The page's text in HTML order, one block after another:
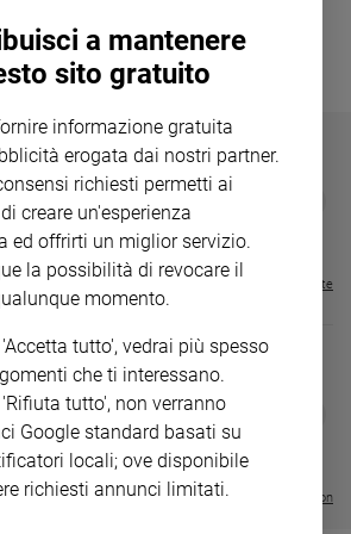
Fornaciari
i duetti musicali di Rai 2
FAMIGLIA CRISTIANA
€ 104,00 € 83,00 20%
Visualizza tutte le riviste
ITALIANE
DIARIO G 2026-27
€ 8,90
- € 8,90
Visualizza tutte le collection
a mantenere
sito gratuito
informazione gratuita
erogata dai nostri partner.
richiesti permetti ai
creare un'esperienza
ed offrirti un miglior servizio.
la possibilità di revocare il
momento.
tutto', vedrai più spesso
che ti interessano.
tutto', non verranno
Google standard basati su
locali; ove disponibile
richiesti annunci limitati.